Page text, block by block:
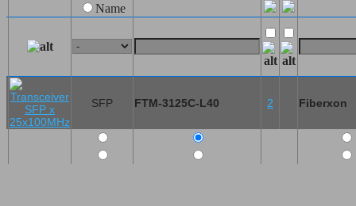
Name
SFP FTM-3125C-L40 2 Fiberxon